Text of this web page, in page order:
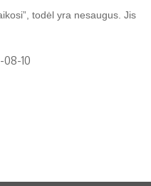
todėl yra nesaugus. Jis
08-10